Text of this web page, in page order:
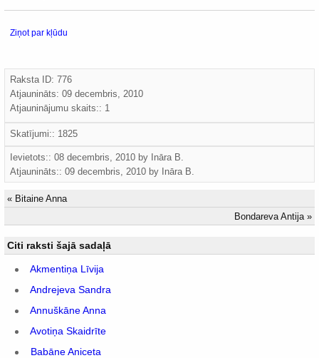
Ziņot par kļūdu
Raksta ID: 776
Atjaunināts: 09 decembris, 2010
Atjauninājumu skaits:: 1
Skatījumi:: 1825
Ievietots:: 08 decembris, 2010 by Ināra B.
Atjaunināts:: 09 decembris, 2010 by Ināra B.
« Bitaine Anna
Bondareva Antija »
Citi raksti šajā sadaļā
Akmentiņa Līvija
Andrejeva Sandra
Annuškāne Anna
Avotiņa Skaidrīte
Babāne Aniceta